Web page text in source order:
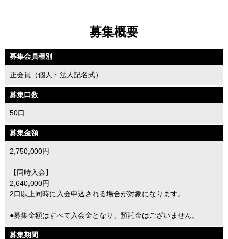
募集概要
募集会員種別
正会員（個人・法人記名式）
募集口数
50口
募集金額
2,750,000円
【同時入会】
2,640,000円
2口以上同時に入会申込される場合が対象になります。
●募集金額はすべて入会金となり、預託金はございません。
募集期間